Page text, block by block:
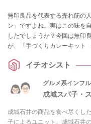
無印良品を代表する売れ筋の
ン」ですよね。実はこの味を
したでしょうか？今回は無印
が、「手づくりカレーキット
品なのだそう！ 無印良品の
イチオシスト
グルメ系インフ
成城スパ子・
成城石井の商品を食べ尽くし
子によるユニット。成城石井